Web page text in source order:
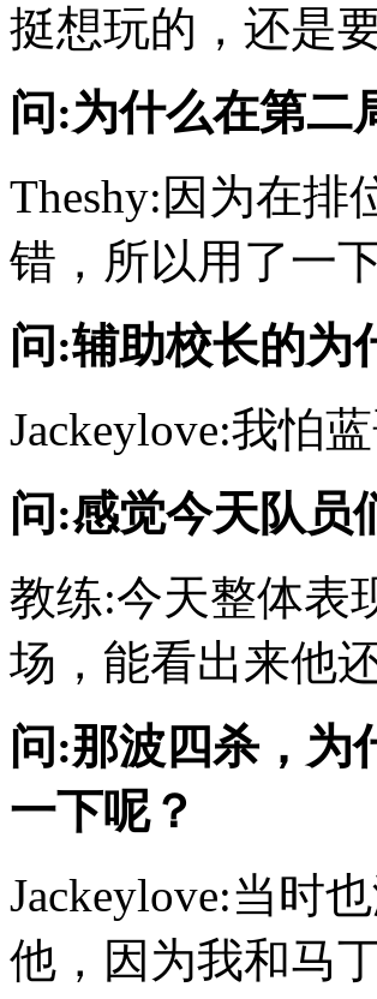
挺想玩的，还是
问:为什么在第二
Theshy:因为在排
错，所以用了一下
问:辅助校长的为
Jackeylove:我怕
问:感觉今天队员
教练:今天整体表
场，能看出来他
问:那波四杀，为
一下呢？
Jackeylove:当时
他，因为我和马